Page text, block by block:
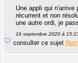
Une appli qui
récurrent et non
une autre ordi, je
16 septembre 2020 à
consulter ce sujet